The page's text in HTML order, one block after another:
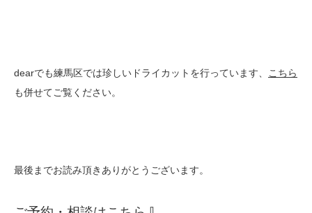
dearでも練馬区では珍しいドライカットを行っています、
こちら
も併せてご覧ください。
最後までお読み頂きありがとうございます。